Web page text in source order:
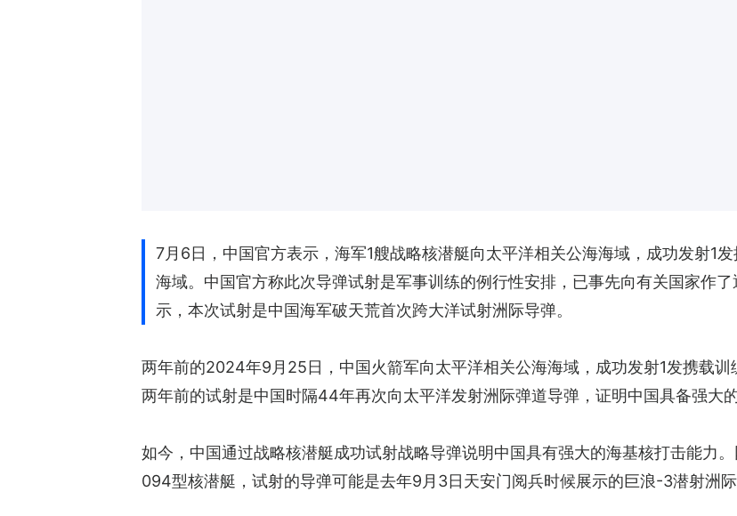
7月6日，中国官方表示，海军1艘战略核潜艇向太平洋相关公海海域，成功发射1
海域。中国官方称此次导弹试射是军事训练的例行性安排，已事先向有关国家作
示，本次试射是中国海军破天荒首次跨大洋试射洲际导弹。
两年前的2024年9月25日，中国火箭军向太平洋相关公海海域，成功发射1发携载训
两年前的试射是中国时隔44年再次向太平洋发射洲际弹道导弹，证明中国具备强大
如今，中国通过战略核潜艇成功试射战略导弹说明中国具有强大的海基核打击能力
094型核潜艇，试射的导弹可能是去年9月3日天安门阅兵时候展示的巨浪-3潜射洲际